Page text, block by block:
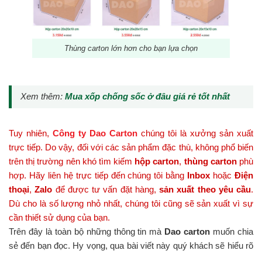
Thùng carton lớn hơn cho bạn lựa chọn
Xem thêm: Mua xốp chống sốc ở đâu giá rẻ tốt nhất
Tuy nhiên, Công ty Dao Carton chúng tôi là xưởng sản xuất
trực tiếp. Do vậy, đối với các sản phẩm đặc thù, không phổ biến
trên thị trường nên khó tìm kiếm hộp carton, thùng cartonphù
hợp. Hãy liên hệ trực tiếp đến chúng tôi bằng Inbox hoặcĐiện
thoại,Zalo để được tư vấn đặt hàng, sản xuất theo yêu cầu.
Dù cho là số lượng nhỏ nhất, chúng tôi cũng sẽ sản xuất vì sự
cần thiết sử dụng của bạn.
Trên đây là toàn bộ những thông tin mà Dao carton muốn chia
sẻ đến bạn đọc. Hy vọng, qua bài viết này quý khách sẽ hiểu rõ